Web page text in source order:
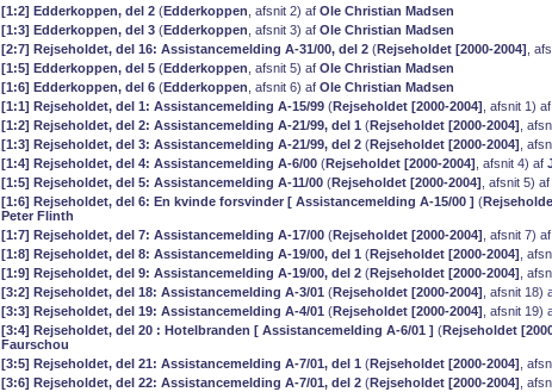
[1:2] Edderkoppen, del 2 (Edderkoppen , afsnit 2) af Ole Christian Madsen
[1:3] Edderkoppen, del 3 (Edderkoppen , afsnit 3) af Ole Christian Madsen
[2:7] Rejseholdet, del 16: Assistancemelding A-31/00, del 2 (Rejseholdet [2000-2004] ,
[1:5] Edderkoppen, del 5 (Edderkoppen , afsnit 5) af Ole Christian Madsen
[1:6] Edderkoppen, del 6 (Edderkoppen , afsnit 6) af Ole Christian Madsen
[1:1] Rejseholdet, del 1: Assistancemelding A-15/99 (Rejseholdet [2000-2004] , afsnit 1) af
[1:2] Rejseholdet, del 2: Assistancemelding A-21/99, del 1 (Rejseholdet [2000-2004] ,
[1:3] Rejseholdet, del 3: Assistancemelding A-21/99, del 2 (Rejseholdet [2000-2004] ,
[1:4] Rejseholdet, del 4: Assistancemelding A-6/00 (Rejseholdet [2000-2004] , afsnit 4) af
[1:5] Rejseholdet, del 5: Assistancemelding A-11/00 (Rejseholdet [2000-2004] , afsnit 5) af
[1:6] Rejseholdet, del 6: En kvinde forsvinder [ Assistancemelding A-15/00 ] (
Peter Flinth
[1:7] Rejseholdet, del 7: Assistancemelding A-17/00 (Rejseholdet [2000-2004] , afsnit 7) af
[1:8] Rejseholdet, del 8: Assistancemelding A-19/00, del 1 (Rejseholdet [2000-2004] ,
[1:9] Rejseholdet, del 9: Assistancemelding A-19/00, del 2 (Rejseholdet [2000-2004] ,
[3:2] Rejseholdet, del 18: Assistancemelding A-3/01 (Rejseholdet [2000-2004] , afsnit 18)
[3:3] Rejseholdet, del 19: Assistancemelding A-4/01 (Rejseholdet [2000-2004] , afsnit 19)
[3:4] Rejseholdet, del 20 : Hotelbranden [ Assistancemelding A-6/01 ] (Rejseholdet
Faurschou
[3:5] Rejseholdet, del 21: Assistancemelding A-7/01, del 1 (Rejseholdet [2000-2004] ,
[3:6] Rejseholdet, del 22: Assistancemelding A-7/01, del 2 (Rejseholdet [2000-2004] ,